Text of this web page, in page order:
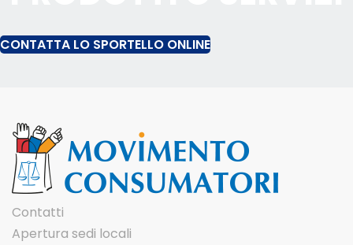
CONTATTA LO SPORTELLO ONLINE
Contatti
Apertura sedi locali